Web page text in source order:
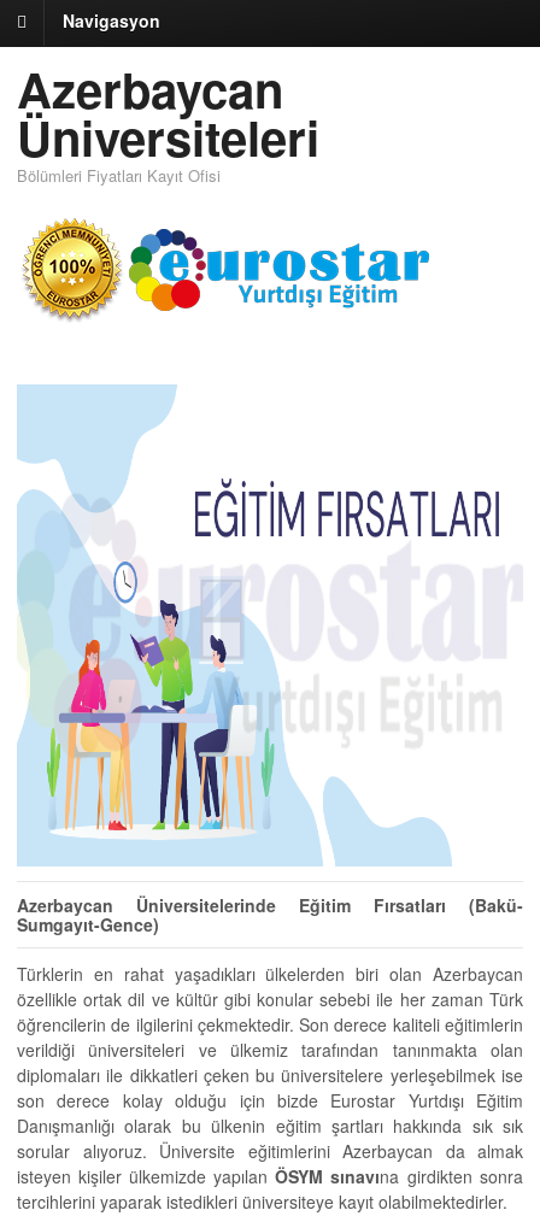
Navigasyon
Azerbaycan
Üniversiteleri
Bölümleri Fiyatları Kayıt Ofisi
Azerbaycan Üniversitelerinde Eğitim Fırsatları (Bakü-
Sumgayıt-Gence)
Türklerin en rahat yaşadıkları ülkelerden biri olan Azerbaycan
özellikle ortak dil ve kültür gibi konular sebebi ile her zaman Türk
öğrencilerin de ilgilerini çekmektedir. Son derece kaliteli eğitimlerin
verildiği üniversiteleri ve ülkemiz tarafından tanınmakta olan
diplomaları ile dikkatleri çeken bu üniversitelere yerleşebilmek ise
son derece kolay olduğu için bizde Eurostar Yurtdışı Eğitim
Danışmanlığı olarak bu ülkenin eğitim şartları hakkında sık sık
sorular alıyoruz. Üniversite eğitimlerini Azerbaycan da almak
isteyen kişiler ülkemizde yapılan ÖSYM sınavına girdikten sonra
tercihlerini yaparak istedikleri üniversiteye kayıt olabilmektedirler.